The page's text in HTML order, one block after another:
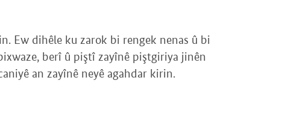
Ew dihêle ku zarok bi rengek nenas û bi
berî û piştî zayînê piştgiriya jinên
an zayînê neyê agahdar kirin.